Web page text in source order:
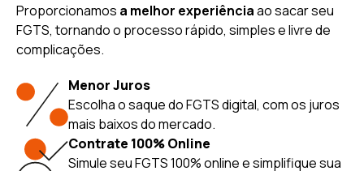
Proporcionamos a melhor experiênciaao sacar seu
FGTS, tornando o processo rápido, simples e livre de
complicações.
Menor Juros
Escolha o saque do FGTS digital, com os juros
mais baixos do mercado.
Contrate 100% Online
Simule seu FGTS 100% online e simplifique sua